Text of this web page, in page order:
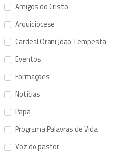
Amigos do Cristo
Arquidiocese
Cardeal Orani João Tempesta
Eventos
Formações
Notícias
Papa
Programa Palavras de Vida
Voz do pastor